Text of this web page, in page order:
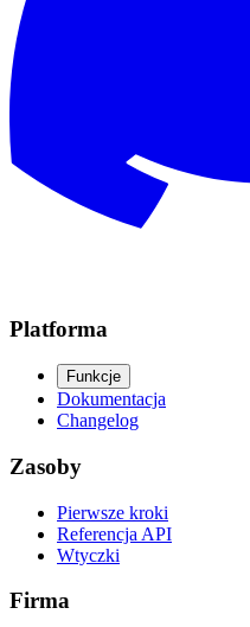
Platforma
Funkcje
Dokumentacja
Changelog
Zasoby
Pierwsze kroki
Referencja API
Wtyczki
Firma